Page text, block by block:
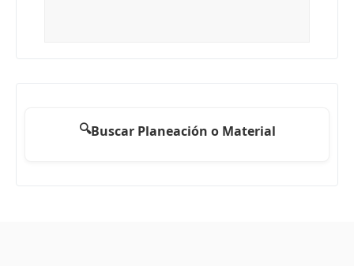
🔍Buscar Planeación o Material